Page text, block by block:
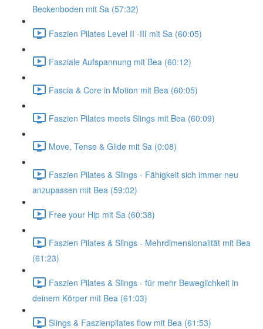
Beckenboden mit Sa (57:32)
Faszien Pilates Level II -III mit Sa (60:05)
Fasziale Aufspannung mit Bea (60:12)
Fascia & Core in Motion mit Bea (60:05)
Faszien Pilates meets Slings mit Bea (60:09)
Move, Tense & Glide mit Sa (0:08)
Faszien Pilates & Slings - Fähigkeit sich immer neu
anzupassen mit Bea (59:02)
Free your Hip mit Sa (60:38)
Faszien Pilates & Slings - Mehrdimensionalität mit Bea
(61:23)
Faszien Pilates & Slings - für mehr Beweglichkeit in
deinem Körper mit Bea (61:03)
Slings & Faszienpilates flow mit Bea (61:53)